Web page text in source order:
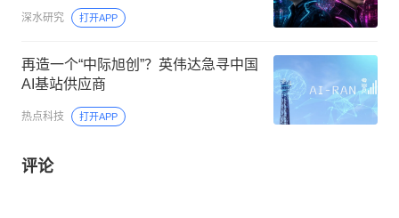
深水研究 打开APP
再造一个“中际旭创”？英伟达急寻中国
AI基站供应商
热点科技 打开APP
评论